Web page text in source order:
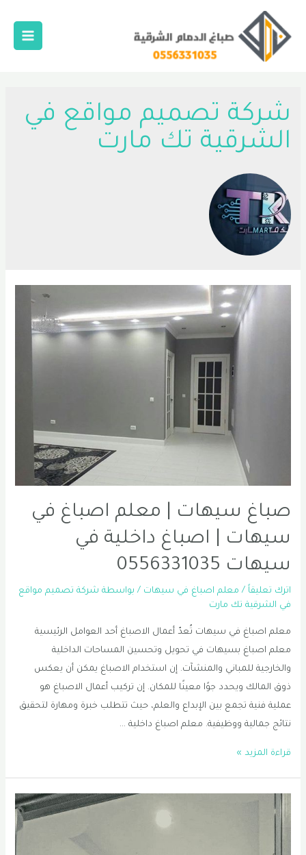
المحتوى
Main
شركة تصميم مواقع في
الشرقية تك مارت
صباغ سيهات | معلم اصباغ في
سيهات | اصباغ داخلية في
سيهات 0556331035
اترك تعليقاً / معلم اصباغ في سيهات / بواسطة شركة تصميم مواقع
في الشرقية تك مارت
معلم اصباغ في سيهات تُعدّ أعمال الاصباغ أحد العوامل الرئيسية
معلم اصباغ بسيهات في تحويل وتحسين المساحات الداخلية
والخارجية للمباني والمنشآت. إن استخدام الاصباغ يمكن أن يعكس
ذوق المالك ويحدد جوًا معينًا للمكان. إن تركيب أعمال الاصباغ هو
عملية فنية تجمع بين الإبداع والعلم، حيث تتطلب خبرة ومهارة لتحقيق
نتائج جمالية ووظيفية. معلم اصباغ داخلية …
صباغ
معلم
في
قراءة المزيد »